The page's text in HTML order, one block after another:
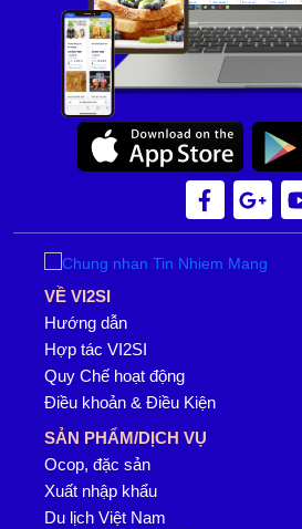
VỀ VI2SI
Hướng dẫn
Hợp tác VI2SI
Quy Chế hoạt động
Điều khoản & Điều Kiện
SẢN PHẨM/DỊCH VỤ
Ocop, đặc sản
Xuất nhập khẩu
Du lịch Việt Nam